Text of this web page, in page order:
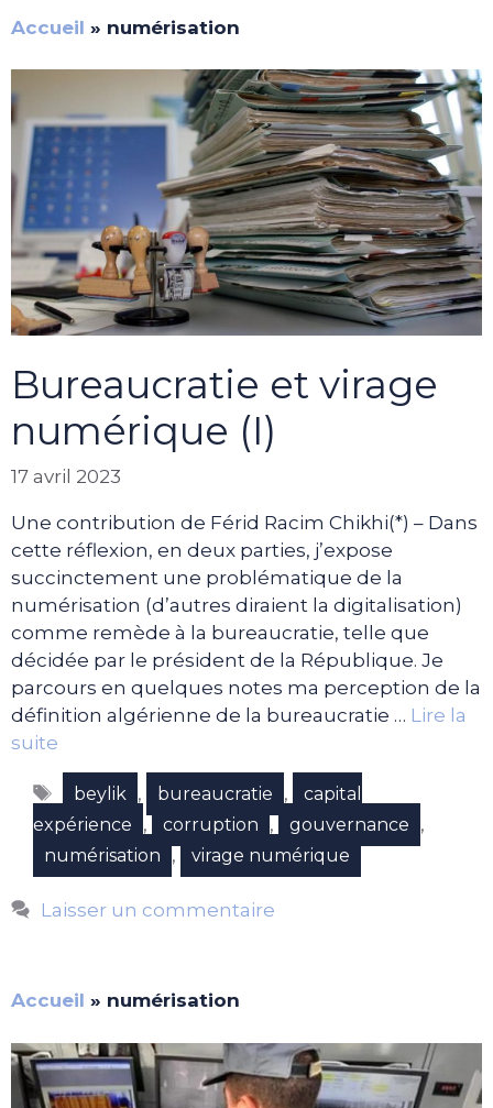
Accueil » numérisation
Bureaucratie et virage
numérique (I)
17 avril 2023
Une contribution de Férid Racim Chikhi(*) – Dans
cette réflexion, en deux parties, j’expose
succinctement une problématique de la
numérisation (d’autres diraient la digitalisation)
comme remède à la bureaucratie, telle que
décidée par le président de la République. Je
parcours en quelques notes ma perception de la
définition algérienne de la bureaucratie … Lire la
suite
Étiquettes
beylik , bureaucratie ,
capital
expérience
, corruption , gouvernance ,
numérisation , virage numérique
Laisser un commentaire
Accueil » numérisation